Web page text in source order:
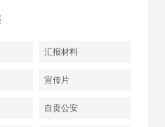
汇报材料
宣传片
自贡公安